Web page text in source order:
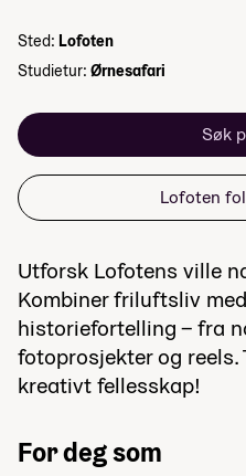
Sted: Lofoten
Studietur: Ørnesafari
Søk
Lofoten
Utforsk Lofotens ville
Kombiner friluftsliv
historiefortelling – fra
fotoprosjekter og
kreativt fellesskap!
For deg som